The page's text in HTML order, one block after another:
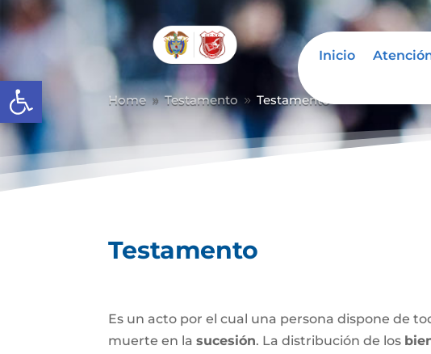
Abrir barra de herramientas
Inicio
Home 9 Testamento 9 Testamento
Testamento
Es un acto por el cual una persona dispone de
muerte en lasucesión. La distribución de los